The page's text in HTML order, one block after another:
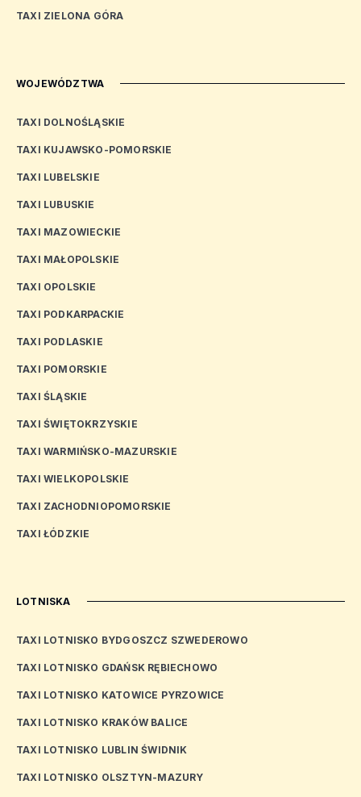
TAXI ZIELONA GÓRA
WOJEWÓDZTWA
TAXI DOLNOŚLĄSKIE
TAXI KUJAWSKO-POMORSKIE
TAXI LUBELSKIE
TAXI LUBUSKIE
TAXI MAZOWIECKIE
TAXI MAŁOPOLSKIE
TAXI OPOLSKIE
TAXI PODKARPACKIE
TAXI PODLASKIE
TAXI POMORSKIE
TAXI ŚLĄSKIE
TAXI ŚWIĘTOKRZYSKIE
TAXI WARMIŃSKO-MAZURSKIE
TAXI WIELKOPOLSKIE
TAXI ZACHODNIOPOMORSKIE
TAXI ŁÓDZKIE
LOTNISKA
TAXI LOTNISKO BYDGOSZCZ SZWEDEROWO
TAXI LOTNISKO GDAŃSK RĘBIECHOWO
TAXI LOTNISKO KATOWICE PYRZOWICE
TAXI LOTNISKO KRAKÓW BALICE
TAXI LOTNISKO LUBLIN ŚWIDNIK
TAXI LOTNISKO OLSZTYN-MAZURY